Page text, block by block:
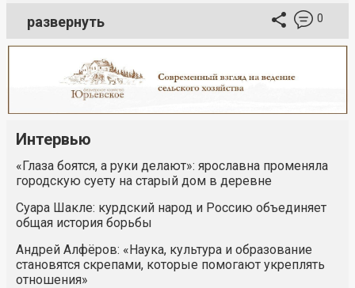
развернуть 0
Интервью
«Глаза боятся, а руки делают»: ярославна променяла
городскую суету на старый дом в деревне
Суара Шакле: курдский народ и Россию объединяет
общая история борьбы
Андрей Алфёров: «Наука, культура и образование
становятся скрепами, которые помогают укреплять
отношения»